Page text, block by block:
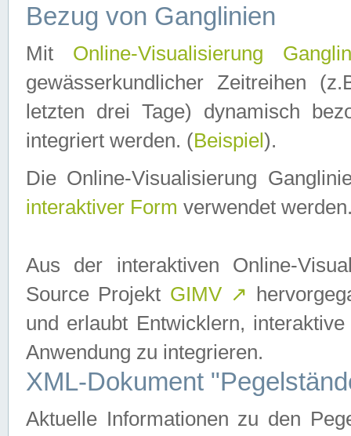
Bezug von Ganglinien
Mit Online-Visualisierung
gewässerkundlicher Zeitreihen
letzten drei Tage) dynamisch
integriert werden. (Beispiel ).
Die Online-Visualisierung
interaktiver Form verwendet
Aus der interaktiven Online-
Source Projekt GIMV ↗
und erlaubt Entwicklern,
Anwendung zu integrieren.
XML-Dokument
Aktuelle Informationen zu den